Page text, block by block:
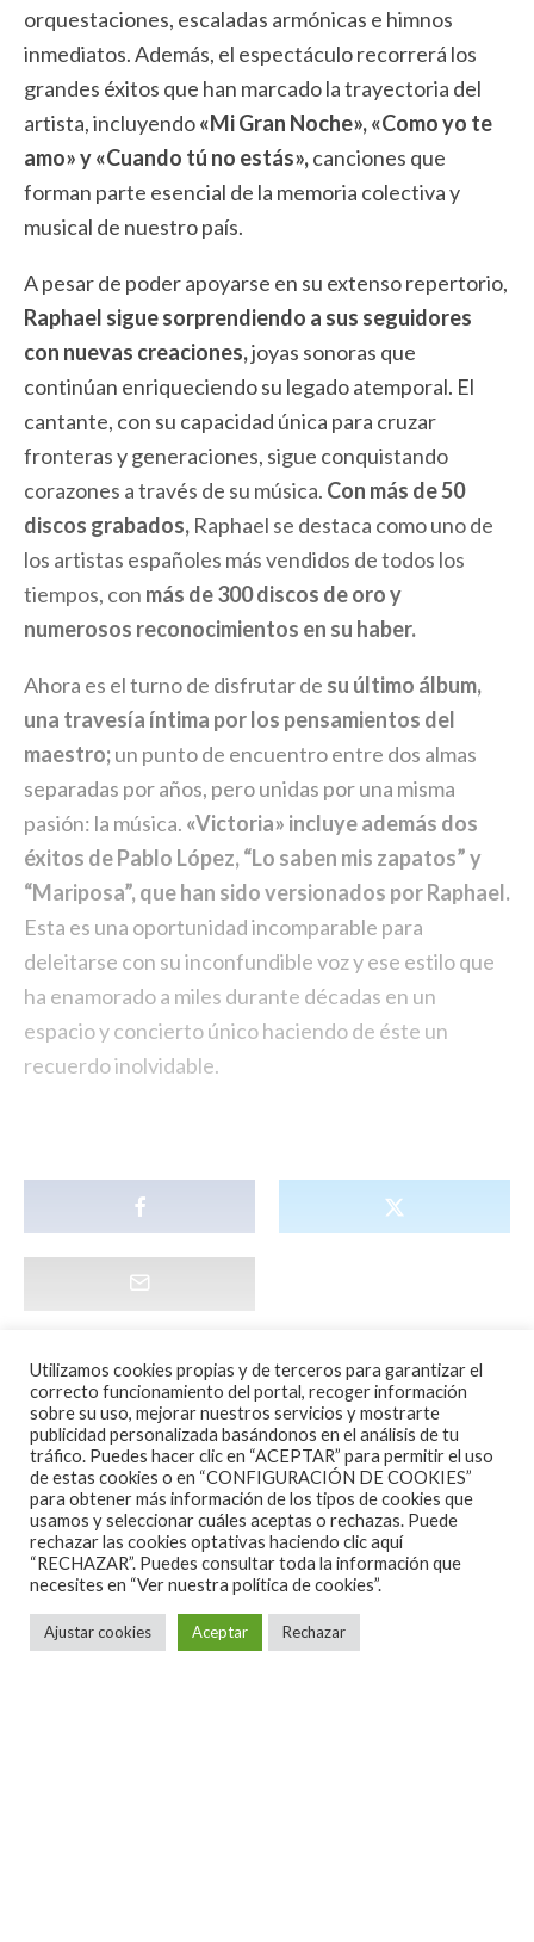
orquestaciones, escaladas armónicas e himnos
inmediatos. Además, el espectáculo recorrerá los
grandes éxitos que han marcado la trayectoria del
artista, incluyendo«Mi Gran Noche», «Como yo te
amo» y «Cuando tú no estás»,canciones que
forman parte esencial de la memoria colectiva y
musical de nuestro país.
A pesar de poder apoyarse en su extenso repertorio,
Raphael sigue sorprendiendo a sus seguidores
con nuevas creaciones,joyas sonoras que
continúan enriqueciendo su legado atemporal. El
cantante, con su capacidad única para cruzar
fronteras y generaciones, sigue conquistando
corazones a través de su música. Con más de 50
discos grabados, Raphael se destaca como uno de
los artistas españoles más vendidos de todos los
tiempos, con más de 300 discos de oro y
numerosos reconocimientos en su haber.
Ahora es el turno de disfrutar de su último álbum,
una travesía íntima por los pensamientos del
maestro;un punto de encuentro entre dos almas
separadas por años, pero unidas por una misma
pasión: la música. «Victoria» incluye además dos
éxitos de Pablo López, “Lo saben mis zapatos” y
“Mariposa”, que han sido versionados por Raphael.
Esta es una oportunidad incomparable para
deleitarse con su inconfundible voz y ese estilo que
ha enamorado a miles durante décadas en un
espacio y concierto único haciendo de éste un
recuerdo inolvidable.
Utilizamos cookies propias y de terceros para garantizar el
correcto funcionamiento del portal, recoger información
sobre su uso, mejorar nuestros servicios y mostrarte
publicidad personalizada basándonos en el análisis de tu
tráfico. Puedes hacer clic en “ACEPTAR” para permitir el uso
de estas cookies o en “CONFIGURACIÓN DE COOKIES”
para obtener más información de los tipos de cookies que
usamos y seleccionar cuáles aceptas o rechazas. Puede
rechazar las cookies optativas haciendo clic aquí
“RECHAZAR”. Puedes consultar toda la información que
necesites en “Ver nuestra política de cookies”.
Ajustar cookies Aceptar Rechazar